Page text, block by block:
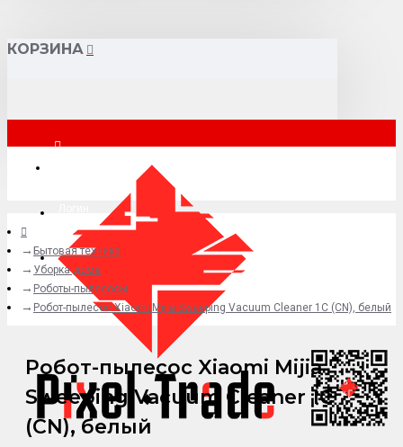
КОРЗИНА
+7 (495) 015-41-41
Бытовая техника
Уборка дома
Роботы-пылесосы
Робот-пылесос Xiaomi Mijia Sweeping Vacuum Cleaner 1C (CN), белый
Робот-пылесос Xiaomi Mijia
Sweeping Vacuum Cleaner 1C
(CN), белый